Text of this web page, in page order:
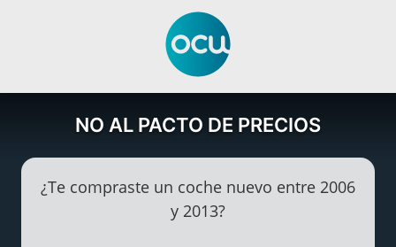
NO AL PACTO DE PRECIOS
¿Te compraste un coche nuevo entre 2006
y 2013?